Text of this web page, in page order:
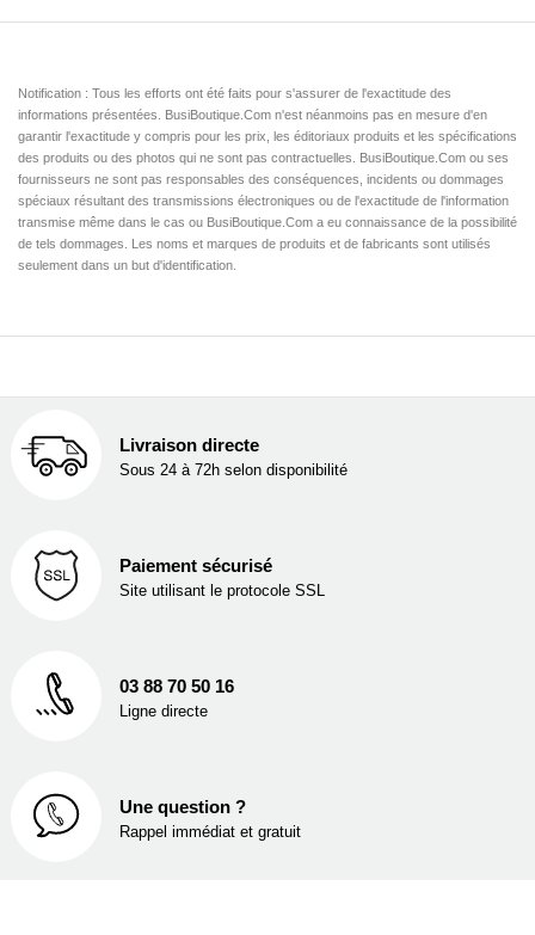
Notification : Tous les efforts ont été faits pour s'assurer de l'exactitude des
informations présentées. BusiBoutique.Com n'est néanmoins pas en mesure d'en
garantir l'exactitude y compris pour les prix, les éditoriaux produits et les spécifications
des produits ou des photos qui ne sont pas contractuelles. BusiBoutique.Com ou ses
fournisseurs ne sont pas responsables des conséquences, incidents ou dommages
spéciaux résultant des transmissions électroniques ou de l'exactitude de l'information
transmise même dans le cas ou BusiBoutique.Com a eu connaissance de la possibilité
de tels dommages. Les noms et marques de produits et de fabricants sont utilisés
seulement dans un but d'identification.
Livraison directe
Sous 24 à 72h selon disponibilité
Paiement sécurisé
Site utilisant le protocole SSL
03 88 70 50 16
Ligne directe
Une question ?
Rappel immédiat et gratuit